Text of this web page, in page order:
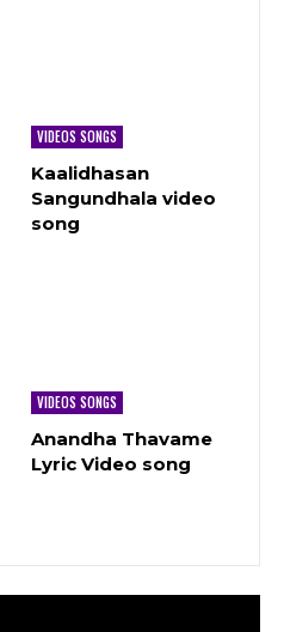
VIDEOS SONGS
Kaalidhasan
Sangundhala video
song
VIDEOS SONGS
Anandha Thavame
Lyric Video song